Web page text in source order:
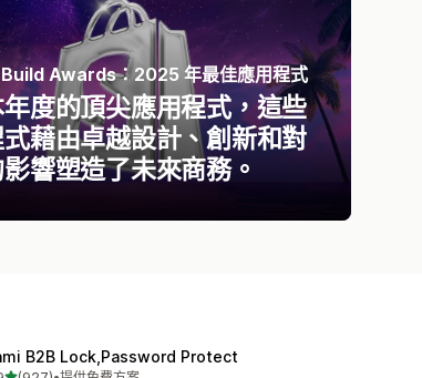
Awards：2025 年最佳應用程式
度的頂尖應用程式，這些
藉由卓越設計、創新和對
響塑造了未來商務。
B2B Lock,Password Protect